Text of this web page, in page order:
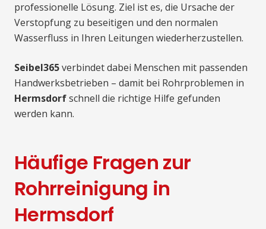
professionelle Lösung. Ziel ist es, die Ursache der
Verstopfung zu beseitigen und den normalen
Wasserfluss in Ihren Leitungen wiederherzustellen.
Seibel365verbindet dabei Menschen mit passenden
Handwerksbetrieben – damit bei Rohrproblemen in
Hermsdorfschnell die richtige Hilfe gefunden
werden kann.
Häufige Fragen zur
Rohrreinigung in
Hermsdorf